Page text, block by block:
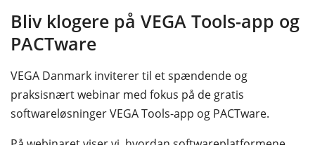
Bliv klogere på VEGA Tools-app og
PACTware
VEGA Danmark inviterer til et spændende og
praksisnært webinar med fokus på de gratis
softwareløsninger VEGA Tools-app og PACTware.